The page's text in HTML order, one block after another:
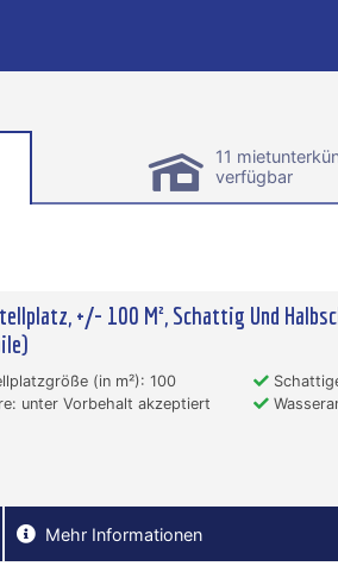
11
verfügbar
+/- 100 M², Schattig Und
(in m²): 100
unter Vorbehalt akzeptiert
Mehr Informationen